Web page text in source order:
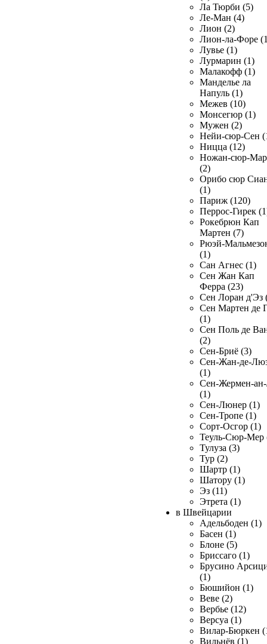
Ла Тюрби (5)
Ле-Ман (4)
Лион (2)
Лион-ла-Форе
Лувье (1)
Лурмарин (1)
Малакофф (1)
Манделье ла
Напуль (1)
Межев (10)
Монсегюр (1)
Мужен (2)
Нейи-сюр-Сен
Ницца (12)
Ножан-сюр-
(2)
Орибо сюр
(1)
Париж (120)
Перрос-Гирек
Рокебрюн Кап
Мартен (7)
Рюэй-
(1)
Сан Агнес (1)
Сен Жан Кап
Ферра (23)
Сен Лоран д'Эз
Сен Мартен де
(1)
Сен Поль де
(2)
Сен-Бриё (3)
Сен-Жан-де-
(1)
Сен-Жермен-
(1)
Сен-Люнер (1)
Сен-Тропе (1)
Сорт-Осгор (1)
Теуль-Сюр-Мер
Тулуза (3)
Тур (2)
Шартр (1)
Шатору (1)
Эз (11)
Этрета (1)
в Швейцарии
Адельбоден (1)
Басен (1)
Блоне (5)
Бриссаго (1)
Брусино
(1)
Бюшийон (1)
Веве (2)
Вербье (12)
Версуа (1)
Вилар-Бюркен
Вильнёв (1)